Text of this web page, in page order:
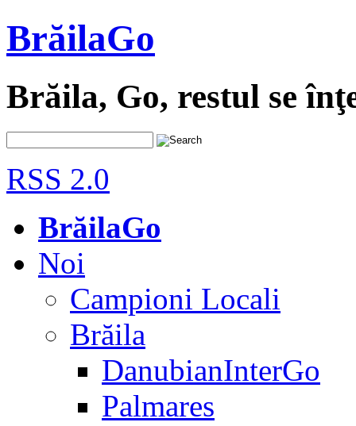
BrăilaGo
Brăila, Go, restul se
RSS 2.0
BrăilaGo
Noi
Campioni Locali
Brăila
DanubianInterGo
Palmares